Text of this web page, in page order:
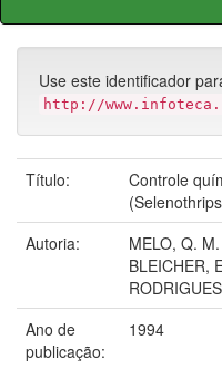
Use este identificador
http://
Título:
Controle
Autoria:
MELO, Q.
BLEICHER,
Ano de
publicação:
1994